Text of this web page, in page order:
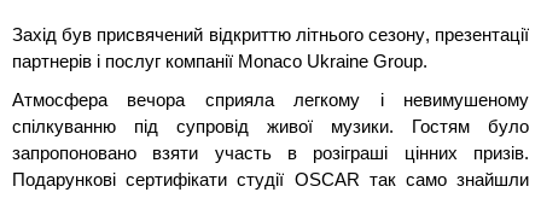
Захід був присвячений відкриттю літнього сезону, презентації
партнерів і послуг компанії Monaco Ukraine Group.
Атмосфера вечора сприяла легкому і невимушеному
спілкуванню під супровід живої музики. Гостям було
запропоновано взяти участь в розіграші цінних призів.
Подарункові сертифікати студії OSCAR так само знайшли